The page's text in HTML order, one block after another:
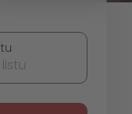
zásilek.